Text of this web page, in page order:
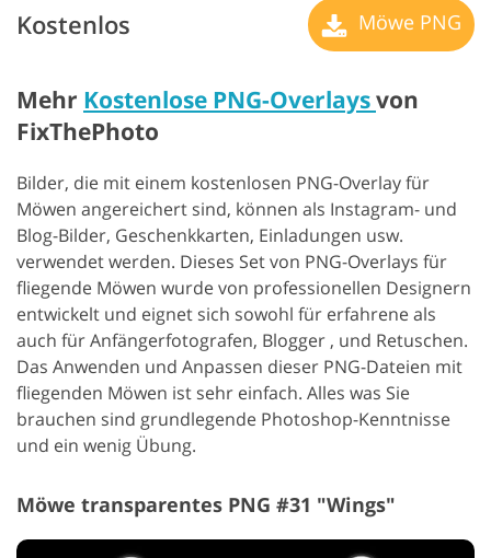
Kostenlos Möwe PNG
Mehr Kostenlose PNG-Overlaysvon
FixThePhoto
Bilder, die mit einem kostenlosen PNG-Overlay für
Möwen angereichert sind, können als Instagram- und
Blog-Bilder, Geschenkkarten, Einladungen usw.
verwendet werden. Dieses Set von PNG-Overlays für
fliegende Möwen wurde von professionellen Designern
entwickelt und eignet sich sowohl für erfahrene als
auch für Anfängerfotografen, Blogger , und Retuschen.
Das Anwenden und Anpassen dieser PNG-Dateien mit
fliegenden Möwen ist sehr einfach. Alles was Sie
brauchen sind grundlegende Photoshop-Kenntnisse
und ein wenig Übung.
Möwe transparentes PNG #31 "Wings"